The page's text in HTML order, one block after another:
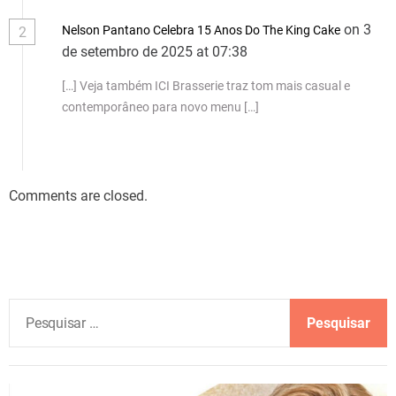
2 Nelson Pantano Celebra 15 Anos Do The King Cake on 3
de setembro de 2025 at 07:38
[…] Veja também ICI Brasserie traz tom mais casual e
contemporâneo para novo menu […]
Comments are closed.